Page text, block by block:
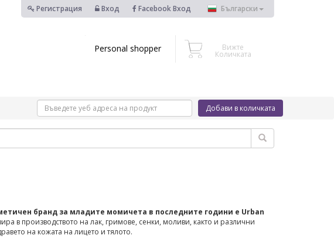
Регистрация Вход Facebook Вход Български
Personal shopper Вижте
Количката
Добави в количката
бранд за младите момичета в последните години е Urban
в производството на лак, гримове, сенки, моливи, както и различни
на кожата на лицето и тялото.